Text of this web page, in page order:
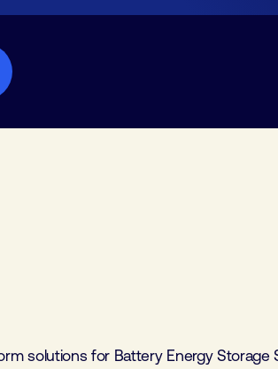
solutions for Battery Energy Storage